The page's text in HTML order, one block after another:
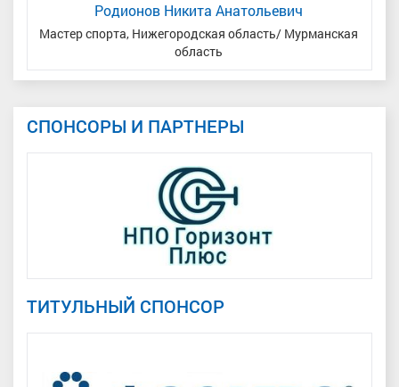
Родионов Никита Анатольевич
Мастер спорта, Нижегородская область/ Мурманская
область
СПОНСОРЫ И ПАРТНЕРЫ
ТИТУЛЬНЫЙ СПОНСОР